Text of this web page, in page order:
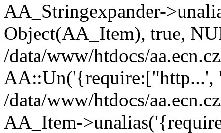
AA_Stringexpander-
Object(AA_Item), true,
/data/www/htdocs/
AA::Un('{require:["http...',
/data/www/htdocs/
AA_Item-